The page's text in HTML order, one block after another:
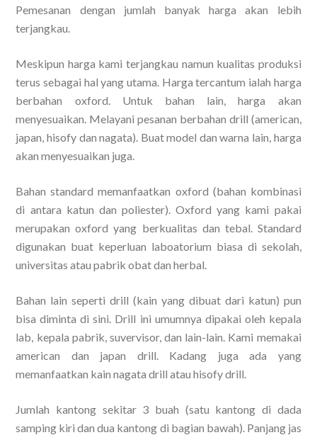
Pemesanan dengan jumlah banyak harga akan lebih
terjangkau.
Meskipun harga kami terjangkau namun kualitas produksi
terus sebagai hal yang utama. Harga tercantum ialah harga
berbahan oxford. Untuk bahan lain, harga akan
menyesuaikan. Melayani pesanan berbahan drill (american,
japan, hisofy dan nagata). Buat model dan warna lain, harga
akan menyesuaikan juga.
Bahan standard memanfaatkan oxford (bahan kombinasi
di antara katun dan poliester). Oxford yang kami pakai
merupakan oxford yang berkualitas dan tebal. Standard
digunakan buat keperluan laboatorium biasa di sekolah,
universitas atau pabrik obat dan herbal.
Bahan lain seperti drill (kain yang dibuat dari katun) pun
bisa diminta di sini. Drill ini umumnya dipakai oleh kepala
lab, kepala pabrik, suvervisor, dan lain-lain. Kami memakai
american dan japan drill. Kadang juga ada yang
memanfaatkan kain nagata drill atau hisofy drill.
Jumlah kantong sekitar 3 buah (satu kantong di dada
samping kiri dan dua kantong di bagian bawah). Panjang jas